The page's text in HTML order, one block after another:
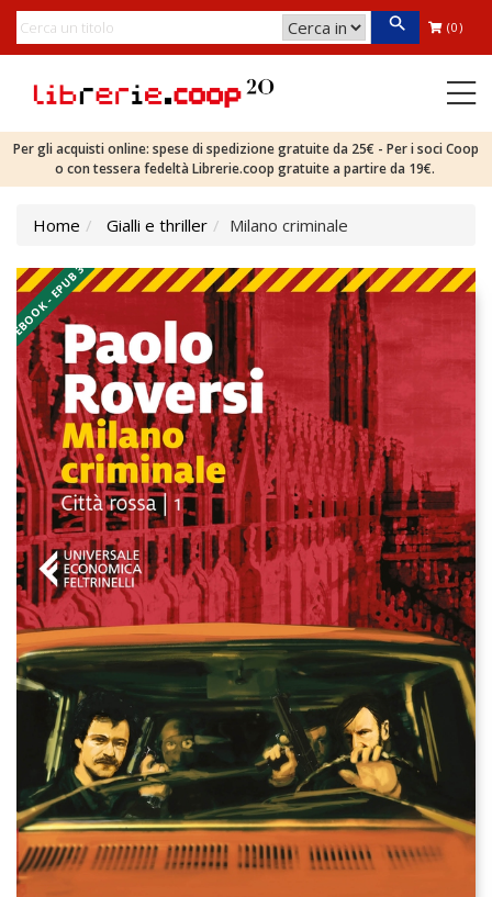
(0)
Per gli acquisti online: spese di spedizione gratuite da 25€ - Per i soci Coop
o con tessera fedeltà Librerie.coop gratuite a partire da 19€.
Home Gialli e thriller Milano criminale
EBOOK - EPUB 3